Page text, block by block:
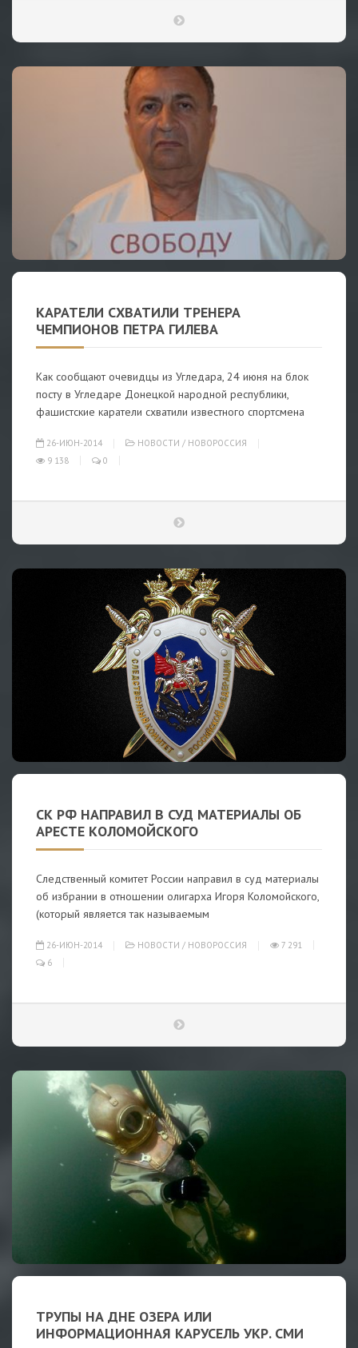
КАРАТЕЛИ СХВАТИЛИ ТРЕНЕРА
ЧЕМПИОНОВ ПЕТРА ГИЛЕВА
Как сообщают очевидцы из Угледара, 24 июня на блок
посту в Угледаре Донецкой народной республики,
фашистские каратели схватили известного спортсмена
26-ИЮН-2014 НОВОСТИ / НОВОРОССИЯ
9 138
0
СК РФ НАПРАВИЛ В СУД МАТЕРИАЛЫ ОБ
АРЕСТЕ КОЛОМОЙСКОГО
Следственный комитет России направил в суд материалы
об избрании в отношении олигарха Игоря Коломойского,
(который является так называемым
26-ИЮН-2014 НОВОСТИ / НОВОРОССИЯ
7 291
6
ТРУПЫ НА ДНЕ ОЗЕРА ИЛИ
ИНФОРМАЦИОННАЯ КАРУСЕЛЬ УКР. СМИ